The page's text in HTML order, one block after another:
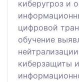
киберугроз и
цифровой
обучение
киберзащиты